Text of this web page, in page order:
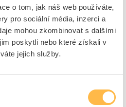
o tom, jak náš web používáte,
pro sociální média, inzerci a
mohou zkombinovat s dalšími
poskytli nebo které získali v
jejich služby.
konec